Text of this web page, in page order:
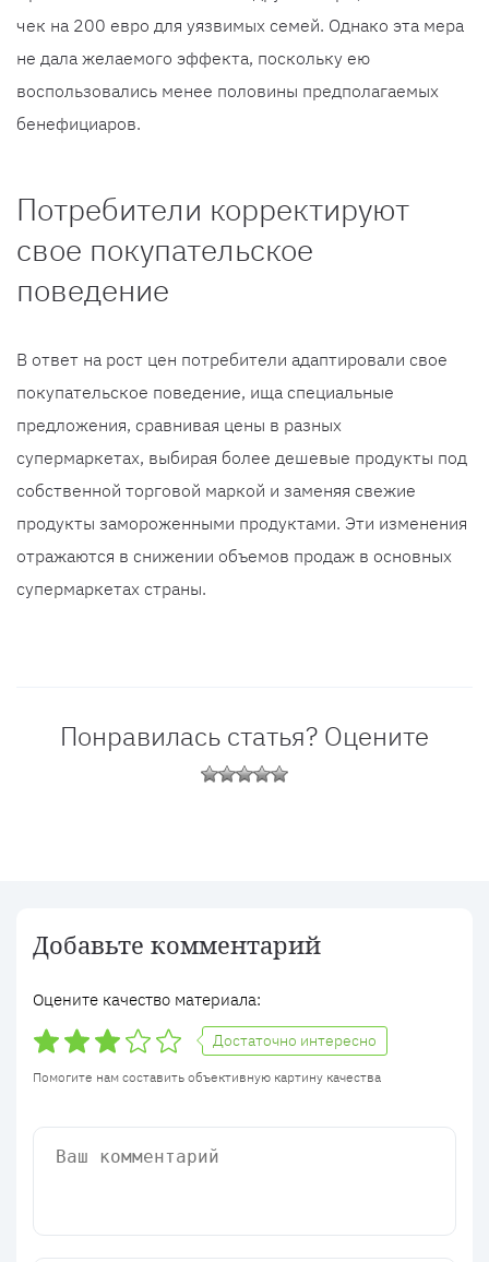
чек на 200 евро для уязвимых семей. Однако эта мера
не дала желаемого эффекта, поскольку ею
воспользовались менее половины предполагаемых
бенефициаров.
Потребители корректируют
свое покупательское
поведение
В ответ на рост цен потребители адаптировали свое
покупательское поведение, ища специальные
предложения, сравнивая цены в разных
супермаркетах, выбирая более дешевые продукты под
собственной торговой маркой и заменяя свежие
продукты замороженными продуктами. Эти изменения
отражаются в снижении объемов продаж в основных
супермаркетах страны.
Понравилась статья? Оцените
Добавьте комментарий
Оцените качество материала:
Достаточно интересно
Помогите нам составить объективную картину качества